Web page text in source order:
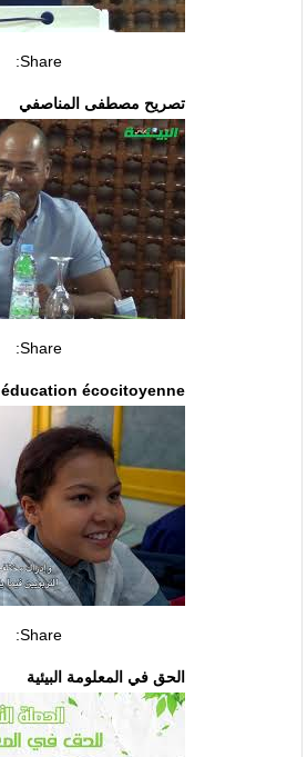
Share:
تصريح مصطفى المناصفي
Share:
éducation écocitoyenne
Share:
الحق في المعلومة البيئية